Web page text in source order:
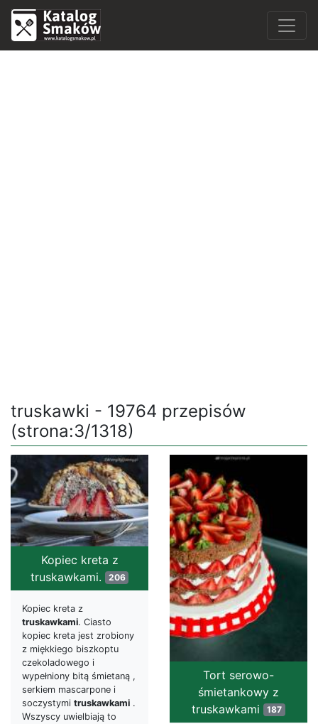
truskawki - 19764 przepisów
(strona:3/1318)
Kopiec kreta z
truskawkami.
206
Kopiec kreta z
truskawkami. Ciasto
kopiec kreta jest zrobiony
z miękkiego biszkoptu
czekoladowego i
wypełniony bitą śmietaną ,
serkiem mascarpone i
soczystymi truskawkami .
Wszyscy uwielbiają to
Tort serowo-
śmietankowy z
truskawkami 187